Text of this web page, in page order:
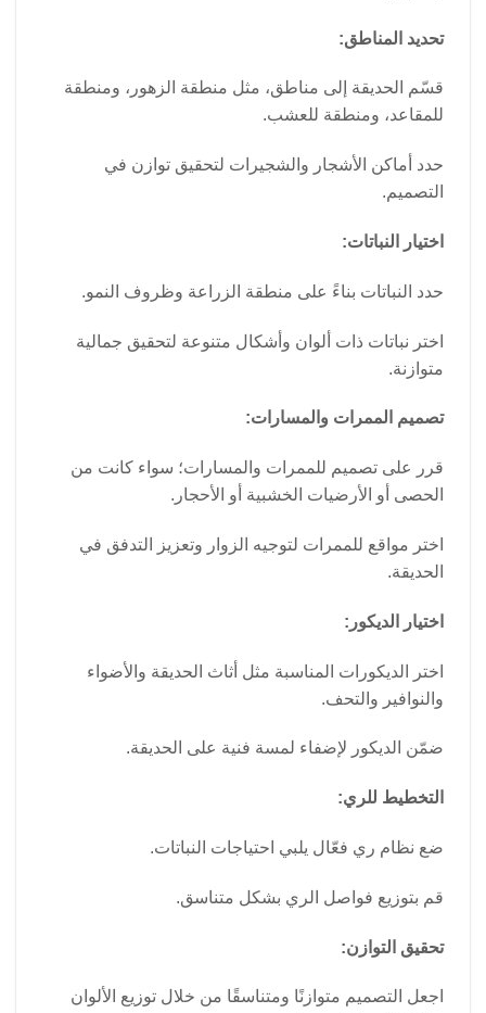
تحديد المناطق:
قسّم الحديقة إلى مناطق، مثل منطقة الزهور، ومنطقة
للمقاعد، ومنطقة للعشب.
حدد أماكن الأشجار والشجيرات لتحقيق توازن في
التصميم.
اختيار النباتات:
حدد النباتات بناءً على منطقة الزراعة وظروف النمو.
اختر نباتات ذات ألوان وأشكال متنوعة لتحقيق جمالية
متوازنة.
تصميم الممرات والمسارات:
قرر على تصميم للممرات والمسارات؛ سواء كانت من
الحصى أو الأرضيات الخشبية أو الأحجار.
اختر مواقع للممرات لتوجيه الزوار وتعزيز التدفق في
الحديقة.
اختيار الديكور:
اختر الديكورات المناسبة مثل أثاث الحديقة والأضواء
والنوافير والتحف.
ضمّن الديكور لإضفاء لمسة فنية على الحديقة.
التخطيط للري:
ضع نظام ري فعّال يلبي احتياجات النباتات.
قم بتوزيع فواصل الري بشكل متناسق.
تحقيق التوازن:
اجعل التصميم متوازنًا ومتناسقًا من خلال توزيع الألوان